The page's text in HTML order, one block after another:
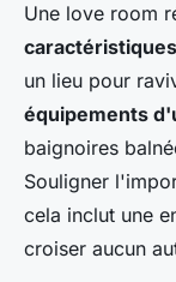
Une love room
un lieu pour
équipements
baignoires
Souligner l'
cela inclut une
croiser aucun